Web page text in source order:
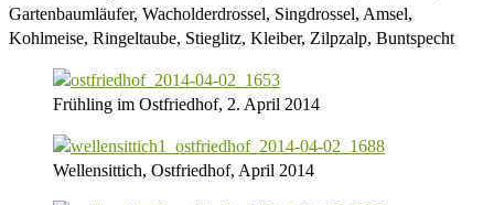
Gartenbaumläufer, Wacholderdrossel, Singdrossel, Amsel,
Kohlmeise, Ringeltaube, Stieglitz, Kleiber, Zilpzalp, Buntspecht
Frühling im Ostfriedhof, 2. April 2014
Wellensittich, Ostfriedhof, April 2014